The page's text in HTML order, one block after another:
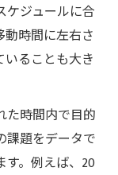
ケジュールに合
時間に左右さ
ることも大き
た時間内で目的
課題をデータで
。例えば、20